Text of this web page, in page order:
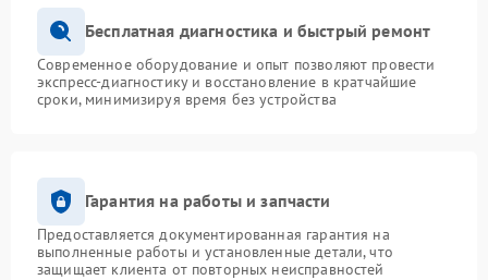
Бесплатная диагностика и быстрый ремонт
Современное оборудование и опыт позволяют провести
экспресс-диагностику и восстановление в кратчайшие
сроки, минимизируя время без устройства
Гарантия на работы и запчасти
Предоставляется документированная гарантия на
выполненные работы и установленные детали, что
защищает клиента от повторных неисправностей